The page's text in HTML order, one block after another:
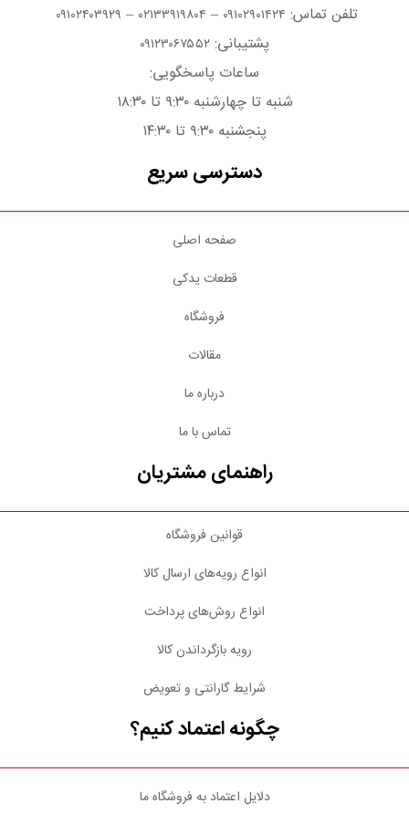
تلفن تماس: ۰۹۱۰۲۹۰۱۴۲۴ – ۰۲۱۳۳۹۱۹۸۰۴ – ۰۹۱۰۲۴۰۳۹۲۹
پشتیبانی: ۰۹۱۲۳۰۶۷۵۵۲
ساعات پاسخگویی:
شنبه تا چهارشنبه ۹:۳۰ تا ۱۸:۳۰
پنجشنبه ۹:۳۰ تا ۱۴:۳۰
دسترسی سریع
صفحه اصلی
قطعات یدکی
فروشگاه
مقالات
درباره ما
تماس با ما
راهنمای مشتریان
قوانین فروشگاه
انواع رویه‌های ارسال کالا
انواع روش‌های پرداخت
رویه بازگرداندن کالا
شرایط گارانتی و تعویض
چگونه اعتماد کنیم؟
دلایل اعتماد به فروشگاه ما